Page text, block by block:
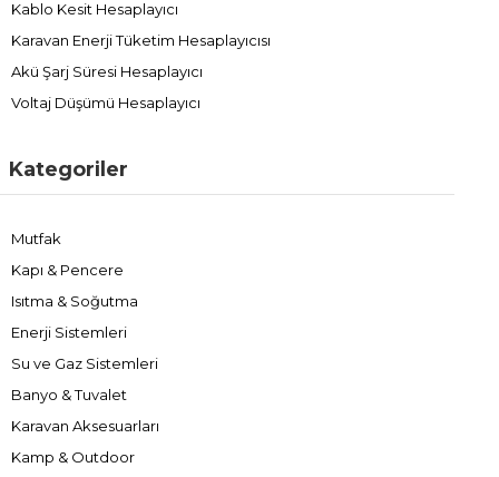
Kablo Kesit Hesaplayıcı
Karavan Enerji Tüketim Hesaplayıcısı
Akü Şarj Süresi Hesaplayıcı
Voltaj Düşümü Hesaplayıcı
Kategoriler
Mutfak
Kapı & Pencere
Isıtma & Soğutma
Enerji Sistemleri
Su ve Gaz Sistemleri
Banyo & Tuvalet
Karavan Aksesuarları
Kamp & Outdoor